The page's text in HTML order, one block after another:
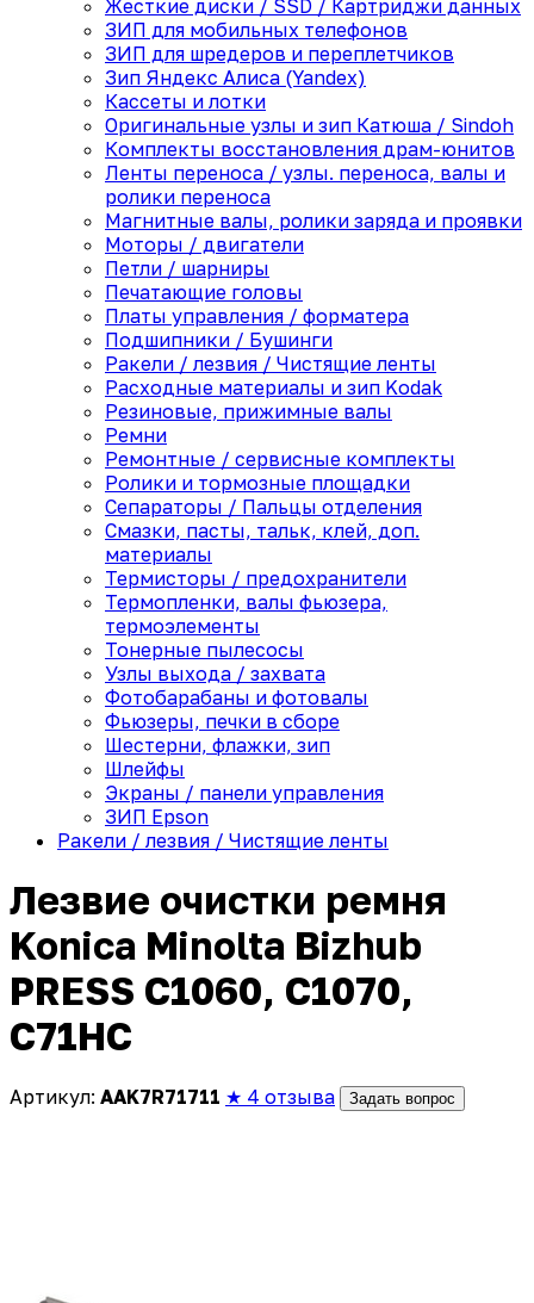
Жесткие диски / SSD / Картриджи данных
ЗИП для мобильных телефонов
ЗИП для шредеров и переплетчиков
Зип Яндекс Алиса (Yandex)
Кассеты и лотки
Оригинальные узлы и зип Катюша / Sindoh
Комплекты восстановления драм-юнитов
Ленты переноса / узлы. переноса, валы и
ролики переноса
Магнитные валы, ролики заряда и проявки
Моторы / двигатели
Петли / шарниры
Печатающие головы
Платы управления / форматера
Подшипники / Бушинги
Ракели / лезвия / Чистящие ленты
Расходные материалы и зип Kodak
Резиновые, прижимные валы
Ремни
Ремонтные / сервисные комплекты
Ролики и тормозные площадки
Сепараторы / Пальцы отделения
Смазки, пасты, тальк, клей, доп.
материалы
Термисторы / предохранители
Термопленки, валы фьюзера,
термоэлементы
Тонерные пылесосы
Узлы выхода / захвата
Фотобарабаны и фотовалы
Фьюзеры, печки в сборе
Шестерни, флажки, зип
Шлейфы
Экраны / панели управления
ЗИП Epson
Ракели / лезвия / Чистящие ленты
Лезвие очистки ремня
Konica Minolta Bizhub
PRESS C1060, C1070,
C71HC
Артикул: AAK7R71711 ★ 4 отзыва Задать вопрос